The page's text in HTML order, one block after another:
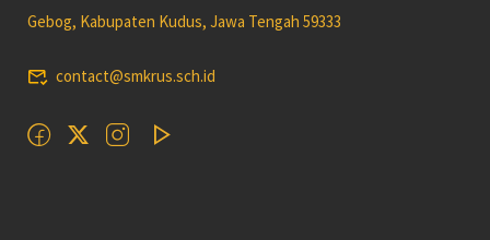
Gebog, Kabupaten Kudus, Jawa Tengah 59333
contact@smkrus.sch.id